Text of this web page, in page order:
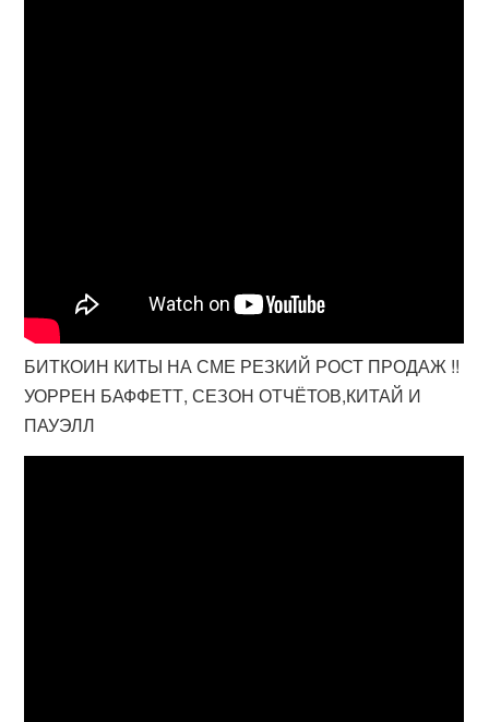
БИТКОИН КИТЫ НА СМЕ РЕЗКИЙ РОСТ ПРОДАЖ !!
УОРРЕН БАФФЕТТ, СЕЗОН ОТЧЁТОВ,КИТАЙ И
ПАУЭЛЛ